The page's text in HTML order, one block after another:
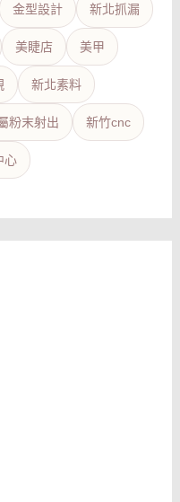
金型設計 新北抓漏
美睫店 美甲
新北素料
粉末射出 新竹cnc
心